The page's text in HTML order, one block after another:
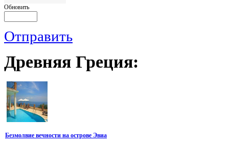
Обновить
Отправить
Древняя Греция:
Безмолвие вечности на острове Эвиа